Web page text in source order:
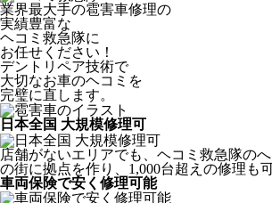
業界最大手の雹害車修理の
実績豊富な
ヘコミ救急隊に
お任せください！
デントリペア技術で
大切なお車のヘコミを
完璧に直します。
日本全国 大規模修理可
店舗がないエリアでも、ヘコミ救急隊の
の街に拠点を作り、1,000台超えの修理も
車両保険で安く修理可能